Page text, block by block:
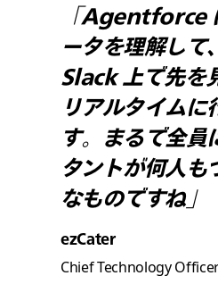
「Agentforce
ータを理解して
Slack 上で先を
リアルタイムに
す。まるで全員
タントが何人も
なものですね」
ezCater
Chief Technology